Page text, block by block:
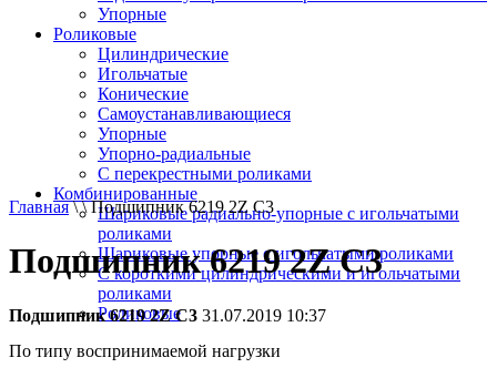
Упорные
Роликовые
Цилиндрические
Игольчатые
Конические
Самоустанавливающиеся
Упорные
Упорно-радиальные
C перекрестными роликами
Комбинированные
Шариковые радиально-упорные с игольчатыми
роликами
Шариковые упорные с игольчатыми роликами
С короткими цилиндрическими и игольчатыми
роликами
Роликовые
По типу воспринимаемой нагрузки
Главная\ \ Подшипник 6219 2Z C3
Подшипник 6219 2Z C3
Подшипник 6219 2Z C3 31.07.2019 10:37